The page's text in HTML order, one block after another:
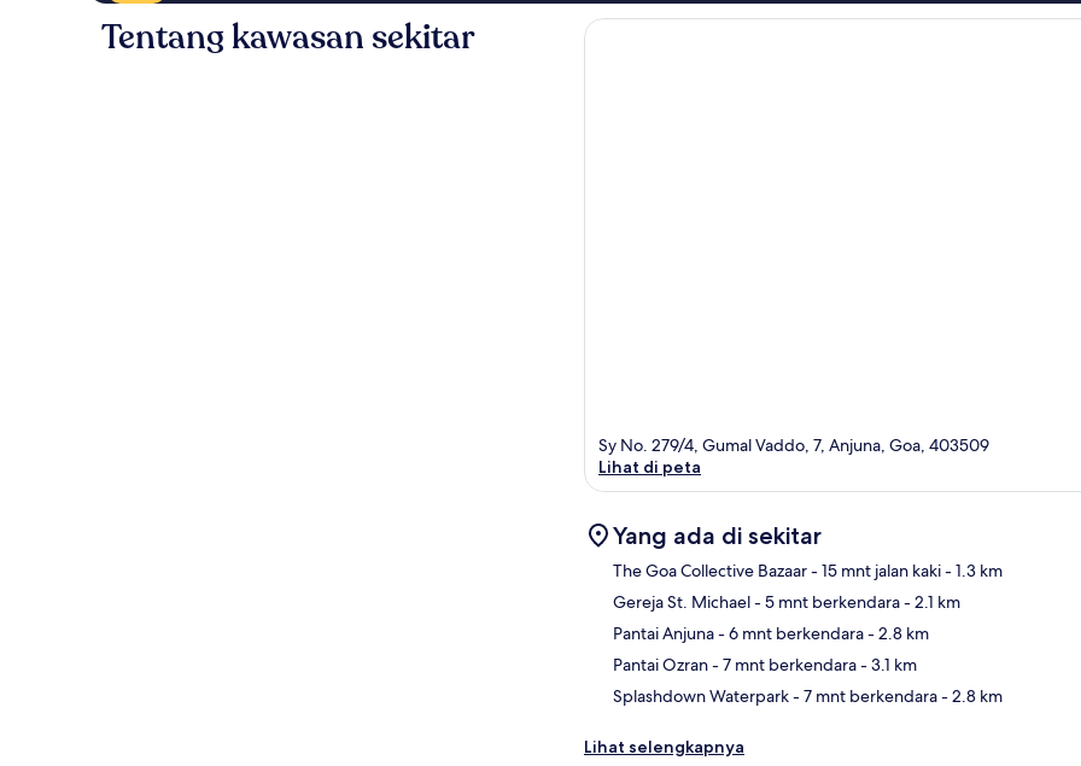
Tentang kawasan sekitar
Sy No. 279/4, Gumal Vaddo, 7, Anjuna, Goa, 403509
Lihat di peta
Yang ada di sekitar
The Goa Collective Bazaar- 15 mnt jalan kaki- 1.3 km
Gereja St. Michael- 5 mnt berkendara- 2.1 km
Pantai Anjuna- 6 mnt berkendara- 2.8 km
Pantai Ozran- 7 mnt berkendara- 3.1 km
Splashdown Waterpark- 7 mnt berkendara- 2.8 km
Lihat selengkapnya